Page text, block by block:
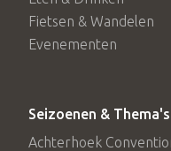
Fietsen & Wandelen
Evenementen
Seizoenen & Thema's
Achterhoek